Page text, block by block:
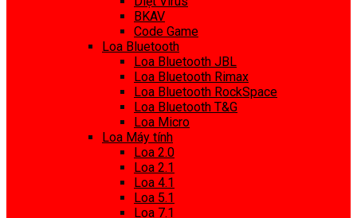
BKAV
Code Game
Loa Bluetooth
Loa Bluetooth JBL
Loa Bluetooth Rimax
Loa Bluetooth RockSpace
Loa Bluetooth T&G
Loa Micro
Loa Máy tính
Loa 2.0
Loa 2.1
Loa 4.1
Loa 5.1
Loa 7.1